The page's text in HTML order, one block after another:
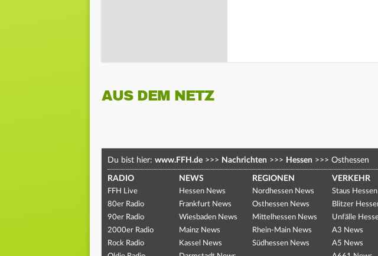
AUS DEM NETZ
Du bist hier: www.FFH.de >>> Nachrichten >>> Hessen >>> Osthessen
RADIO
FFH Live
80er Radio
90er Radio
2000er Radio
Rock Radio
NEWS
Hessen News
Frankfurt News
Wiesbaden News
Mainz News
Kassel News
REGIONEN
Nordhessen News
Osthessen News
Mittelhessen News
Rhein-Main News
Südhessen News
VERKEHR
Staus Hessen
Blitzer
Unfälle
A3 News
A5 News